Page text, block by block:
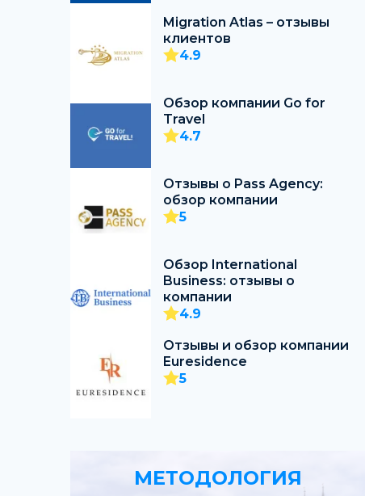
Migration Atlas – отзывы
клиентов
4.9
Обзор компании Go for
Travel
4.7
Отзывы о Pass Agency:
обзор компании
5
Обзор International
Business: отзывы о
компании
4.9
Отзывы и обзор компании
Euresidence
5
МЕТОДОЛОГИЯ